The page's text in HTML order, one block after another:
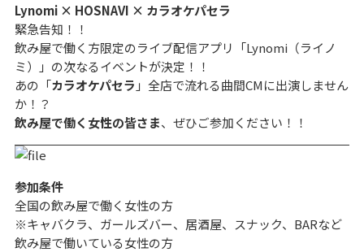
Lynomi × HOSNAVI × カラオケパセラ
緊急告知！！
飲み屋で働く方限定のライブ配信アプリ「Lynomi（ライノ
ミ）」の次なるイベントが決定！！
あの「カラオケパセラ 」全店で流れる曲間CMに出演しません
か！？
飲み屋で働く女性の皆さま、ぜひご参加ください！！
参加条件
全国の飲み屋で働く女性の方
※キャバクラ、ガールズバー、居酒屋、スナック、BARなど
飲み屋で働いている女性の方